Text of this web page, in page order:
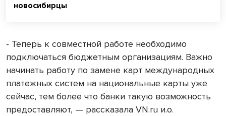
новосибирцы
- Теперь к совместной работе необходимо
подключаться бюджетным организациям. Важно
начинать работу по замене карт международных
платежных систем на национальные карты уже
сейчас, тем более что банки такую возможность
предоставляют, — рассказала VN.ru и.о.